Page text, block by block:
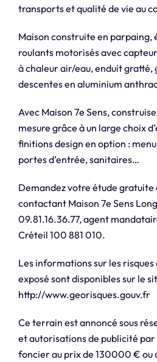
transports et qualité de vie au
Maison construite en parpaing,
roulants motorisés avec
à chaleur air/eau, enduit gratté,
descentes en aluminium
Avec Maison 7e Sens,
mesure grâce à un large choix
finitions design en option :
portes d’entrée, sanitaires…
Demandez votre étude gratuite
contactant Maison 7e Sens
09.81.16.36.77, agent
Créteil 100 881 010.
Les informations sur les risques
exposé sont disponibles sur le
http://www.georisques.gouv.fr
Ce terrain est annoncé sous
et autorisations de publicité
foncier au prix de 130000 € ou